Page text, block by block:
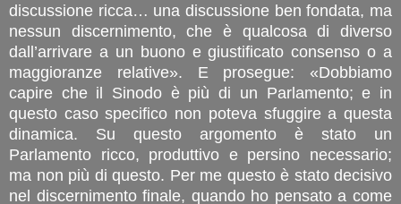
discussione ricca… una discussione ben fondata, ma
nessun discernimento, che è qualcosa di diverso
dall’arrivare a un buono e giustificato consenso o a
maggioranze relative». E prosegue: «Dobbiamo
capire che il Sinodo è più di un Parlamento; e in
questo caso specifico non poteva sfuggire a questa
dinamica. Su questo argomento è stato un
Parlamento ricco, produttivo e persino necessario;
ma non più di questo. Per me questo è stato decisivo
nel discernimento finale, quando ho pensato a come